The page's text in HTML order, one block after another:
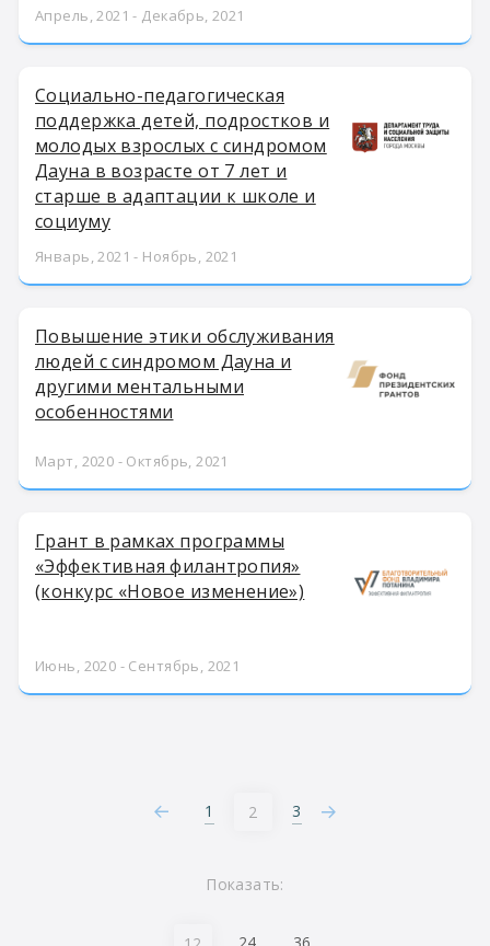
Апрель, 2021 - Декабрь, 2021
Социально-педагогическая
поддержка детей, подростков и
молодых взрослых с синдромом
Дауна в возрасте от 7 лет и
старше в адаптации к школе и
социуму
Январь, 2021 - Ноябрь, 2021
Повышение этики обслуживания
людей с синдромом Дауна и
другими ментальными
особенностями
Март, 2020 - Октябрь, 2021
Грант в рамках программы
«Эффективная филантропия»
(конкурс «Новое изменение»)
Июнь, 2020 - Сентябрь, 2021
Показать:
1 2 3